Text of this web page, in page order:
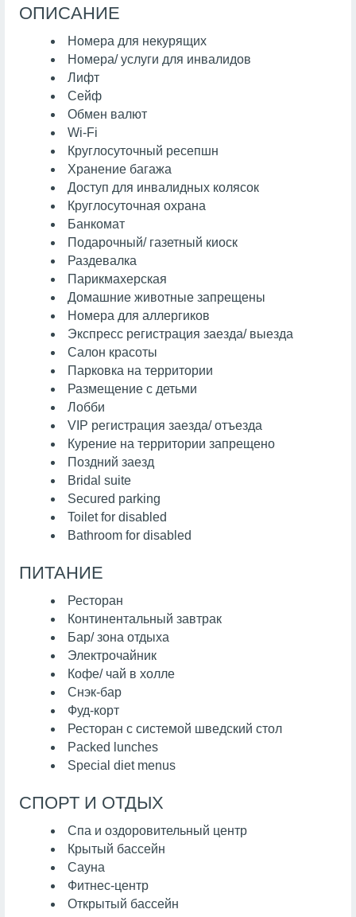
ОПИСАНИЕ
Номера для некурящих
Номера/ услуги для инвалидов
Лифт
Сейф
Обмен валют
Wi-Fi
Круглосуточный ресепшн
Хранение багажа
Доступ для инвалидных колясок
Круглосуточная охрана
Банкомат
Подарочный/ газетный киоск
Раздевалка
Парикмахерская
Домашние животные запрещены
Номера для аллергиков
Экспресс регистрация заезда/ выезда
Cалон красоты
Парковка на территории
Размещение с детьми
Лобби
VIP регистрация заезда/ отъезда
Курение на территории запрещено
Поздний заезд
Bridal suite
Secured parking
Toilet for disabled
Bathroom for disabled
ПИТАНИЕ
Ресторан
Континентальный завтрак
Бар/ зона отдыха
Электрочайник
Кофе/ чай в холле
Снэк-бар
Фуд-корт
Ресторан с системой шведский стол
Packed lunches
Special diet menus
СПОРТ И ОТДЫХ
Спа и оздоровительный центр
Крытый бассейн
Сауна
Фитнес-центр
Открытый бассейн